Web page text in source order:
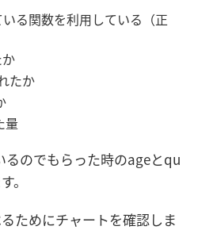
る関数を利用している（正
たか
量
るのでもらった時のageとqu
。
ためにチャートを確認しま